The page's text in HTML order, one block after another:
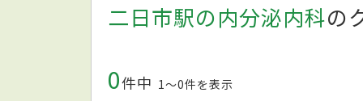
二日市駅の内分泌内科の
0件中 1〜0件を表示